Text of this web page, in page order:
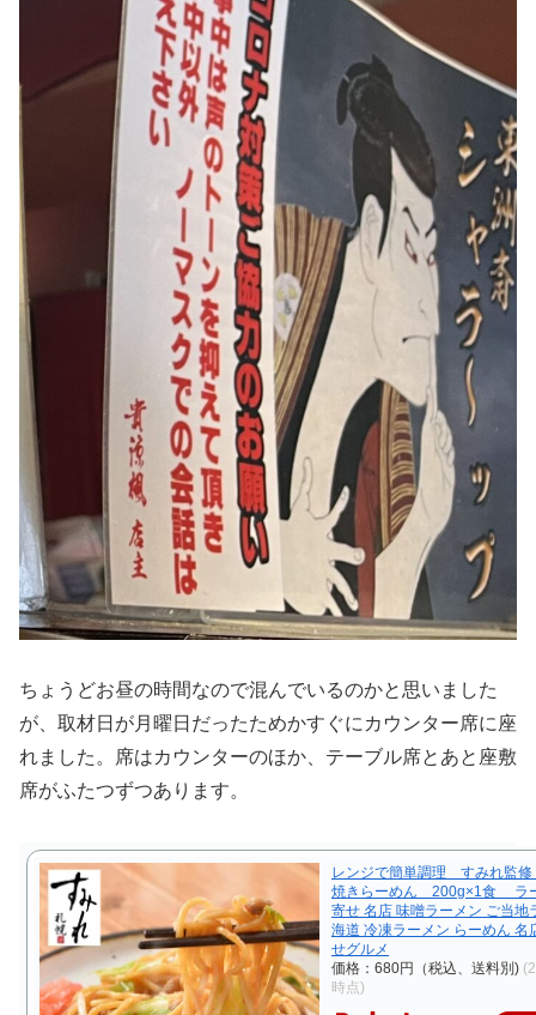
ちょうどお昼の時間なので混んでいるのかと思いました
が、取材日が月曜日だったためかすぐにカウンター席に座
れました。席はカウンターのほか、テーブル席とあと座敷
席がふたつずつあります。
レンジで簡単調理 すみれ監修
焼きらーめん 200g×1食 ラ
寄せ 名店 味噌ラーメン ご当地
海道 冷凍ラーメン らーめん 名
せグルメ
価格：680円（税込、送料別)
時点)